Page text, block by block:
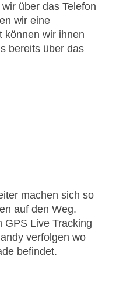
über das Telefon
wir eine
können wir ihnen
bereits über das
machen sich so
auf den Weg.
GPS Live Tracking
verfolgen wo
befindet.